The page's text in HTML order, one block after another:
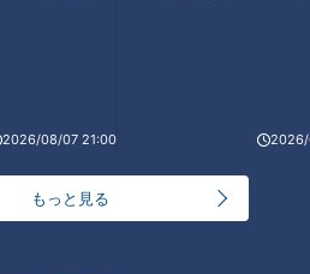
2026/08/07 21:00 2026/
もっと見る